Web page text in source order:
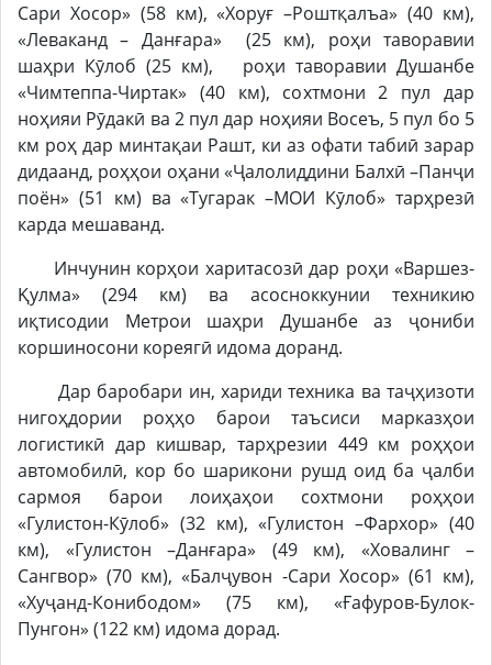
Сари Хосор» (58 км), «Хоруғ –Роштқалъа» (40 км),
«Леваканд – Данғара» (25 км), роҳи таворавии
шаҳри Кӯлоб (25 км), роҳи таворавии Душанбе
«Чимтеппа-Чиртак» (40 км), сохтмони 2 пул дар
ноҳияи Рӯдакӣ ва 2 пул дар ноҳияи Восеъ, 5 пул бо 5
км роҳ дар минтақаи Рашт, ки аз офати табиӣ зарар
дидаанд, роҳҳои оҳани «Ҷалолиддини Балхӣ –Панҷи
поён» (51 км) ва «Тугарак –МОИ Кӯлоб» тарҳрезӣ
карда мешаванд.
Инчунин корҳои харитасозӣ дар роҳи «Варшез-
Қулма» (294 км) ва асосноккунии техникию
иқтисодии Метрои шаҳри Душанбе аз ҷониби
коршиносони кореягӣ идома доранд.
Дар баробари ин, хариди техника ва таҷҳизоти
нигоҳдории роҳҳо барои таъсиси марказҳои
логистикӣ дар кишвар, тарҳрезии 449 км роҳҳои
автомобилӣ, кор бо шарикони рушд оид ба ҷалби
сармоя барои лоиҳаҳои сохтмони роҳҳои
«Гулистон-Кӯлоб» (32 км), «Гулистон –Фархор» (40
км), «Гулистон –Данғара» (49 км), «Ховалинг –
Сангвор» (70 км), «Балҷувон -Сари Хосор» (61 км),
«Хуҷанд-Конибодом» (75 км), «Ғафуров-Булок-
Пунгон» (122 км) идома дорад.